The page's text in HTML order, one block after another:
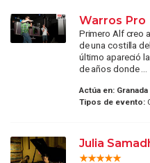
Warros Pro
Primero Alf creo
de una costilla
último apareció
de años donde ...
Actúa en: Granada
Tipos de evento:
Julia